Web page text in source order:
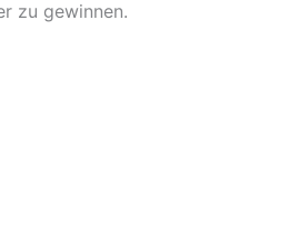
zu gewinnen.